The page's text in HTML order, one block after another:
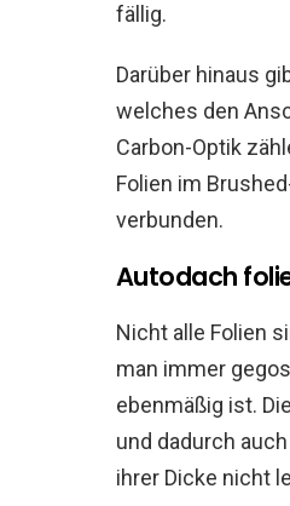
fällig.
Darüber hinaus
welches den
Carbon-Optik
Folien im
verbunden.
Autodach
Nicht alle Folien
man immer
ebenmäßig ist.
und dadurch
ihrer Dicke nicht